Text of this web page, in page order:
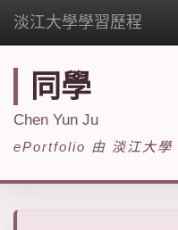
淡江大學學習歷程
同學
Chen Yun Ju
ePortfolio 由 淡江大學